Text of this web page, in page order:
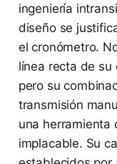
ingeniería
diseño se
el cronómetro.
línea recta de su
pero su
transmisión
una herramienta
implacable. Su